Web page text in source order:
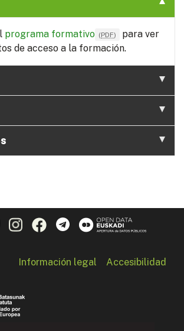
programa formativo (PDF)
para ver
de acceso a la formación.
Información legal Accesibilidad